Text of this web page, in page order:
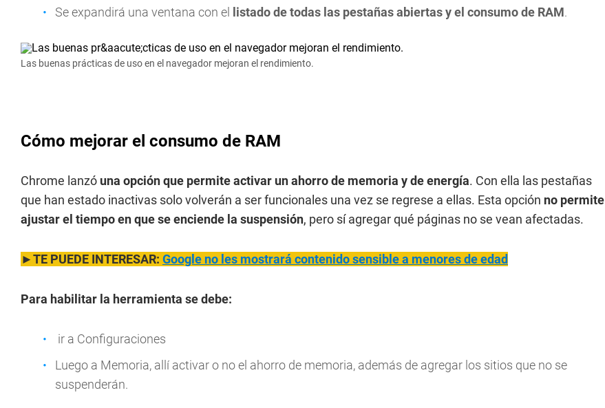
Se expandirá una ventana con el
listado de todas las pestañas abiertas y el consumo de RAM.
Las buenas prácticas de uso en el navegador mejoran el rendimiento.
Cómo mejorar el consumo de RAM
Chrome lanzó una opción que permite activar un ahorro de memoria y de energía. Con ella las pestañas
que han estado inactivas solo volverán a ser funcionales una vez se regrese a ellas. Esta opción no permite
ajustar el tiempo en que se enciende la suspensión, pero sí agregar qué páginas no se vean afectadas.
►TE PUEDE INTERESAR: Google no les mostrará contenido sensible a menores de edad
Para habilitar la herramienta se debe:
ir a Configuraciones
Luego a Memoria, allí activar o no el ahorro de memoria, además de agregar los sitios que no se
suspenderán.